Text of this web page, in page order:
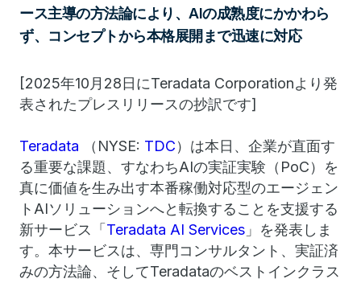
ース主導の方法論により、AIの成熟度にかかわら
ず、コンセプトから本格展開まで迅速に対応
[2025年10月28日にTeradata Corporationより発
表されたプレスリリースの抄訳です]
Teradata （NYSE: TDC）は本日、企業が直面す
る重要な課題、すなわちAIの実証実験（PoC）を
真に価値を生み出す本番稼働対応型のエージェン
トAIソリューションへと転換することを支援する
新サービス「 Teradata AI Services 」を発表しま
す。本サービスは、専門コンサルタント、実証済
みの方法論、そしてTeradataのベストインクラス